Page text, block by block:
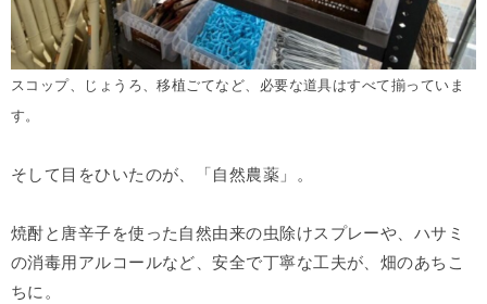
スコップ、じょうろ、移植ごてなど、必要な道具はすべて揃っていま
す。
そして目をひいたのが、「自然農薬」。
焼酎と唐辛子を使った自然由来の虫除けスプレーや、ハサミ
の消毒用アルコールなど、安全で丁寧な工夫が、畑のあちこ
ちに。